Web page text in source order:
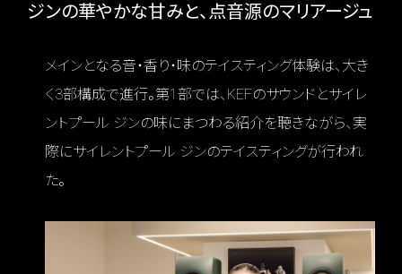
ジンの華やかな甘みと、点音源のマリアージュ
メインとなる音・香り・味のテイスティング体験は、大き
く3部構成で進行。第1部では、KEFのサウンドとサイレ
ントプール ジンの味にまつわる紹介を聴きながら、実
際にサイレントプール ジンのテイスティングが行われ
た。